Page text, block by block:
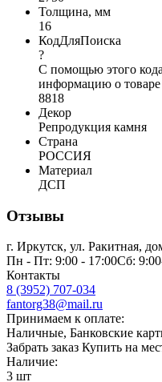
Толщина, мм
16
КодДляПоиска
?
С помощью этого
информацию о
8818
Декор
Репродукция камня
Страна
РОССИЯ
Материал
ДСП
Отзывы
г. Иркутск, ул. Ракитная,
Пн - Пт: 9:00 - 17:00Сб:
Контакты
8 (3952) 707-034
fantorg38@mail.ru
Принимаем к оплате:
Наличные, Банковские
Забрать заказ Купить на
Наличие:
3 шт